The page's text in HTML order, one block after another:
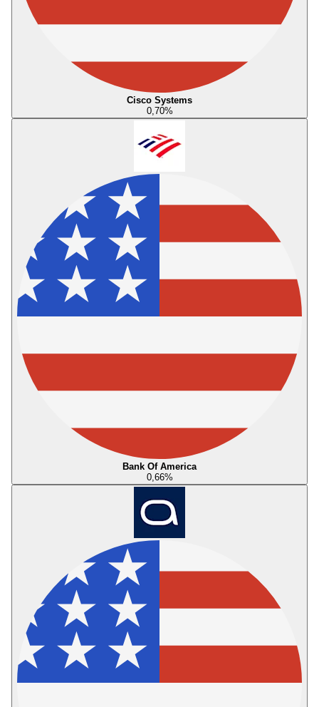
Cisco Systems
0,70%
Bank Of America
0,66%